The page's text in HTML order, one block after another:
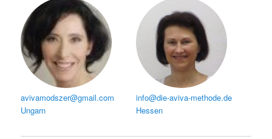
avivamodszer@gmail.com
Ungarn
info@die-aviva-methode.de
Hessen